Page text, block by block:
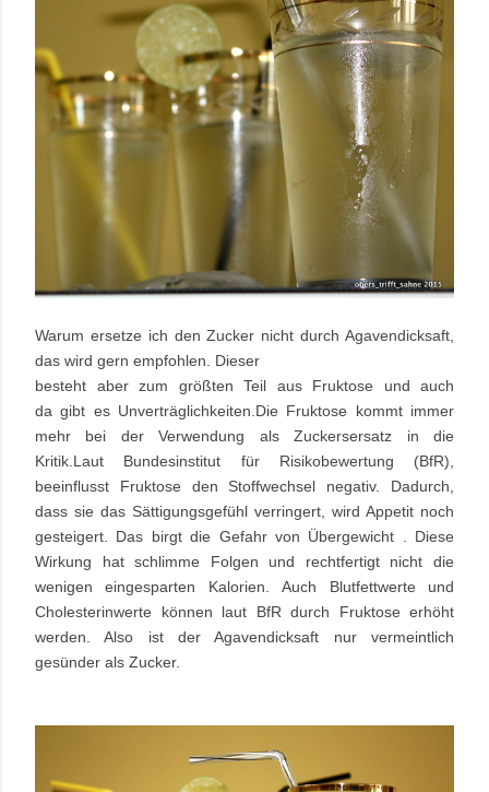
Warum ersetze ich den Zucker nicht durch Agavendicksaft,
das wird gern empfohlen. Dieser
besteht aber zum größten Teil aus Fruktose und auch
dagibt es Unverträglichkeiten. Die Fruktose kommt immer
mehr bei der Verwendung als Zuckersersatz in die
Kritik. Laut Bundesinstitut für Risikobewertung (BfR),
beeinflusst Fruktose den Stoffwechsel negativ. Dadurch,
dass sie das Sättigungsgefühl verringert, wird Appetit noch
gesteigert. Das birgt die Gefahr von Übergewicht . Diese
Wirkung hat schlimme Folgen und rechtfertigt nicht die
wenigen eingesparten Kalorien.Auch Blutfettwerte und
Cholesterinwerte können laut BfR durch Fruktose erhöht
werden. Also ist der Agavendicksaft nur vermeintlich
gesünder als Zucker.